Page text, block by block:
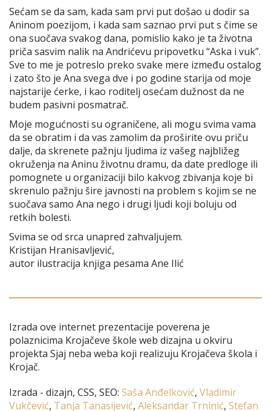
Sećam se da sam, kada sam prvi put došao u dodir sa
Aninom poezijom, i kada sam saznao prvi put s čime se
ona suočava svakog dana, pomislio kako je ta životna
priča sasvim nalik na Andrićevu pripovetku “Aska i vuk”.
Sve to me je potreslo preko svake mere između ostalog
i zato što je Ana svega dve i po godine starija od moje
najstarije ćerke, i kao roditelj osećam dužnost da ne
budem pasivni posmatrač.
Moje mogućnosti su ograničene, ali mogu svima vama
da se obratim i da vas zamolim da proširite ovu priču
dalje, da skrenete pažnju ljudima iz vašeg najbližeg
okruženja na Aninu životnu dramu, da date predloge ili
pomognete u organizaciji bilo kakvog zbivanja koje bi
skrenulo pažnju šire javnosti na problem s kojim se ne
suočava samo Ana nego i drugi ljudi koji boluju od
retkih bolesti.
Svima se od srca unapred zahvaljujem.
Kristijan Hranisavljević,
autor ilustracija knjiga pesama Ane Ilić
Izrada ove internet prezentacije poverena je
polaznicima Krojačeve škole web dizajna u okviru
projekta Sjaj neba weba koji realizuju Krojačeva škola i
Krojač.
Izrada - dizajn, CSS, SEO: Saša Anđelković, Vladimir
Vukčević, Tanja Tanasijević, Aleksandar Trninić, Stefan